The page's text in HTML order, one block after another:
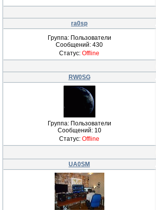
ra0sp
Группа: Пользователи
Сообщений: 430
Статус: Offline
RW0SG
Группа: Пользователи
Сообщений: 10
Статус: Offline
UA0SM